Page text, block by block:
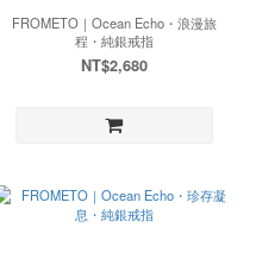
FROMETO｜Ocean Echo・浪漫旅
程・純銀戒指
NT$2,680